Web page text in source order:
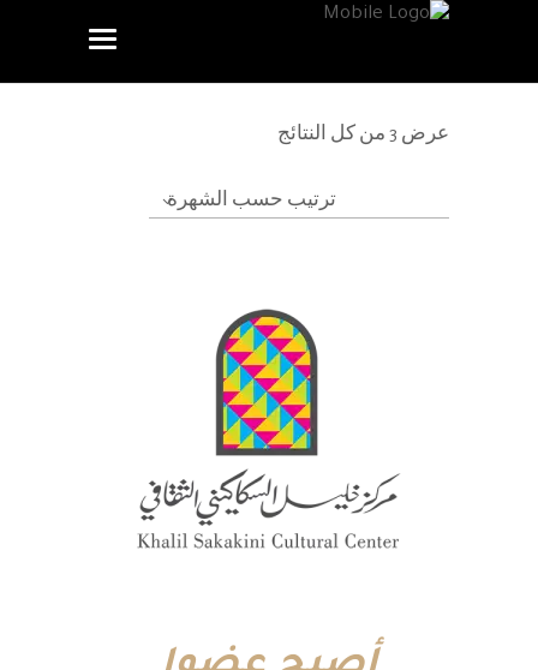
عرض ⁦3⁩ من كل النتائج
ترتيب حسب الشهرة